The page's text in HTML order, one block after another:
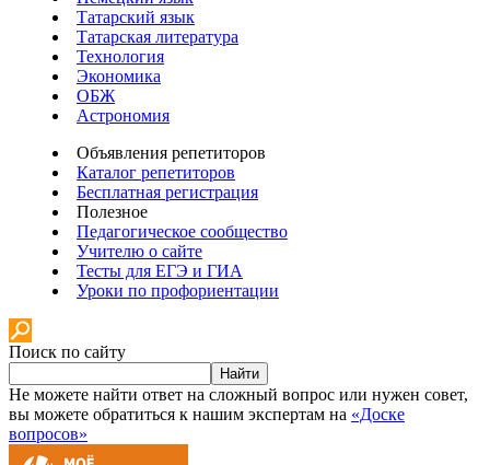
Татарский язык
Татарская литература
Технология
Экономика
ОБЖ
Астрономия
Объявления репетиторов
Каталог репетиторов
Бесплатная регистрация
Полезное
Педагогическое сообщество
Учителю о сайте
Тесты для ЕГЭ и ГИА
Уроки по профориентации
Поиск по сайту
Найти
Не можете найти ответ на сложный вопрос или нужен совет,
вы можете обратиться к нашим экспертам на «Доске
вопросов»